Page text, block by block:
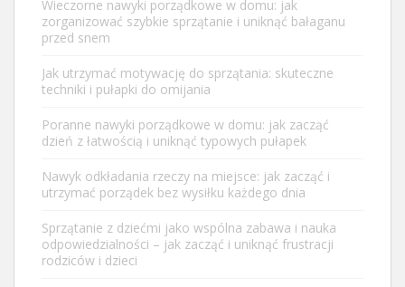
Wieczorne nawyki porządkowe w domu: jak
zorganizować szybkie sprzątanie i uniknąć bałaganu
przed snem
Jak utrzymać motywację do sprzątania: skuteczne
techniki i pułapki do omijania
Poranne nawyki porządkowe w domu: jak zacząć
dzień z łatwością i uniknąć typowych pułapek
Nawyk odkładania rzeczy na miejsce: jak zacząć i
utrzymać porządek bez wysiłku każdego dnia
Sprzątanie z dziećmi jako wspólna zabawa i nauka
odpowiedzialności – jak zacząć i uniknąć frustracji
rodziców i dzieci